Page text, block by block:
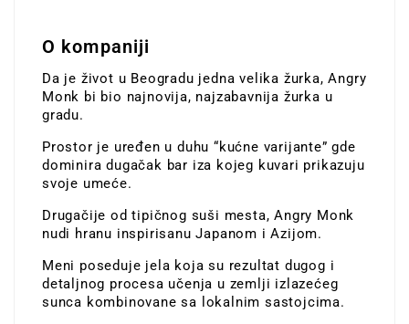
O kompaniji
Da je život u Beogradu jedna velika žurka, Angry
Monk bi bio najnovija, najzabavnija žurka u
gradu.
Prostor je uređen u duhu “kućne varijante” gde
dominira dugačak bar iza kojeg kuvari prikazuju
svoje umeće.
Drugačije od tipičnog suši mesta, Angry Monk
nudi hranu inspirisanu Japanom i Azijom.
Meni poseduje jela koja su rezultat dugog i
detaljnog procesa učenja u zemlji izlazećeg
sunca kombinovane sa lokalnim sastojcima.